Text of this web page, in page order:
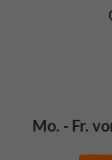
Mo. - Fr.